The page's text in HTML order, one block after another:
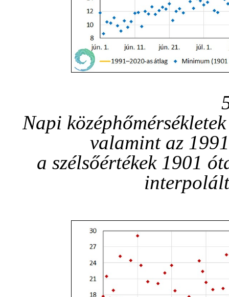
Napi
valamint az
a szélsőértékek 1901